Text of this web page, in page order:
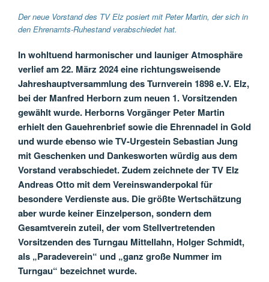
Der neue Vorstand des TV Elz posiert mit Peter Martin, der sich in
den Ehrenamts-Ruhestand verabschiedet hat.
In wohltuend harmonischer und launiger Atmosphäre
verlief am 22. März 2024 eine richtungsweisende
Jahreshauptversammlung des Turnverein 1898 e.V. Elz,
bei der Manfred Herborn zum neuen 1. Vorsitzenden
gewählt wurde. Herborns Vorgänger Peter Martin
erhielt den Gauehrenbrief sowie die Ehrennadel in Gold
und wurde ebenso wie TV-Urgestein Sebastian Jung
mit Geschenken und Dankesworten würdig aus dem
Vorstand verabschiedet. Zudem zeichnete der TV Elz
Andreas Otto mit dem Vereinswanderpokal für
besondere Verdienste aus. Die größte Wertschätzung
aber wurde keiner Einzelperson, sondern dem
Gesamtverein zuteil, der vom Stellvertretenden
Vorsitzenden des Turngau Mittellahn, Holger Schmidt,
als „Paradeverein“ und „ganz große Nummer im
Turngau“ bezeichnet wurde.